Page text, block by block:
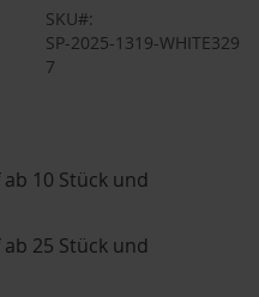
SKU
SP-2025-1319-WHITE329
7
10 Stück und
25 Stück und